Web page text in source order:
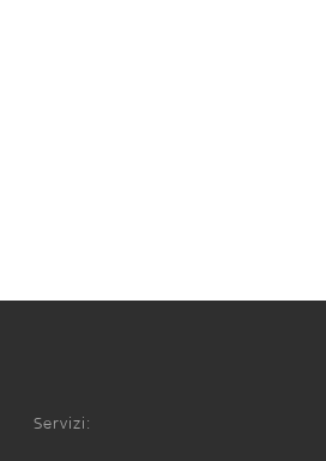
Servizi: